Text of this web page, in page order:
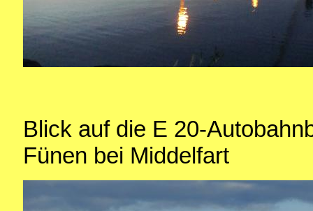
Blick auf die E 20-
Fünen bei Middelfart